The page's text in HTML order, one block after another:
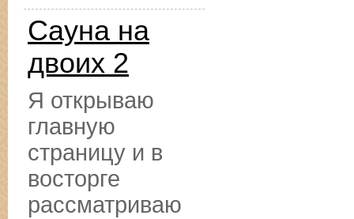
Сауна на
двоих 2
Я открываю
главную
страницу и в
восторге
рассматриваю